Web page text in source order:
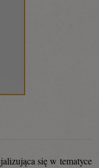
się w tematyce